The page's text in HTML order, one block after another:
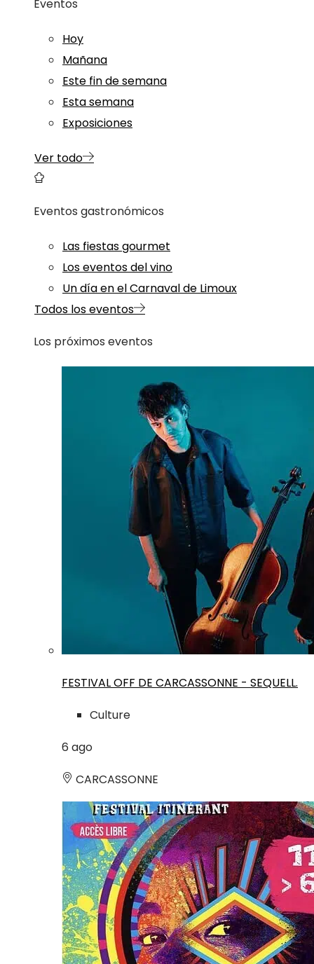
Eventos
Hoy
Mañana
Este fin de semana
Esta semana
Exposiciones
Ver todo
Eventos gastronómicos
Las fiestas gourmet
Los eventos del vino
Un día en el Carnaval de Limoux
Todos los eventos
Los próximos eventos
FESTIVAL OFF DE CARCASSONNE - SEQUELL.
Culture
6 ago
CARCASSONNE